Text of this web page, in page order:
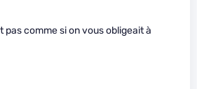
pas comme si on vous obligeait à